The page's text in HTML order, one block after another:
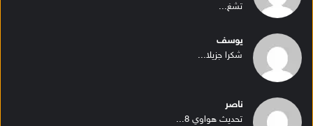
تشغ...
يوسف
شكرا جزيلا...
ناصر
تحديث هواوي 8...